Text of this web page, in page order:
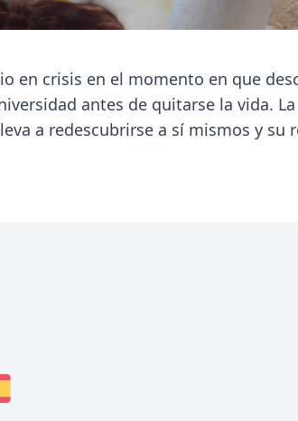
en crisis en el momento en que
antes de quitarse la vida.
a redescubrirse a sí mismos y su